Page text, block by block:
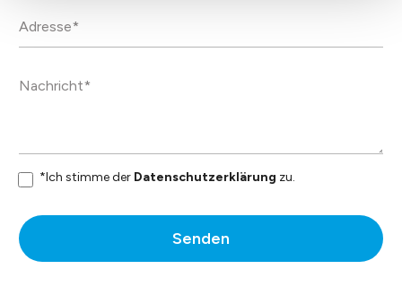
*Ich stimme der Datenschutzerklärung zu.
Senden